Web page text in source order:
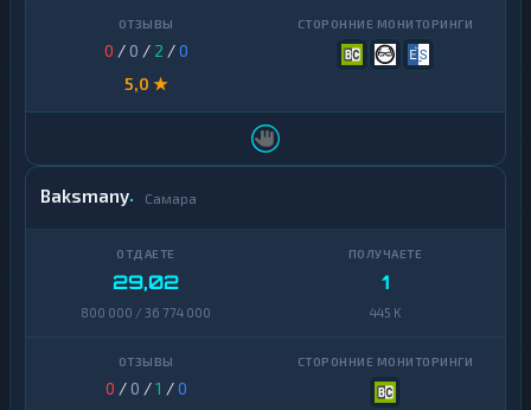
0 / 0 / 2 /0
5,0 ★
Baksmany Самара
29,02
800 000 / 36 774 000
1
445 K
0 / 0 /1 /0